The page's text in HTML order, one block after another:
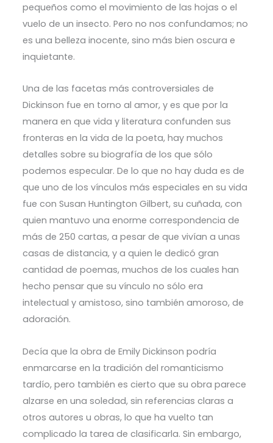
pequeños como el movimiento de las hojas o el
vuelo de un insecto. Pero no nos confundamos; no
es una belleza inocente, sino más bien oscura e
inquietante.
Una de las facetas más controversiales de
Dickinson fue en torno al amor, y es que por la
manera en que vida y literatura confunden sus
fronteras en la vida de la poeta, hay muchos
detalles sobre su biografía de los que sólo
podemos especular. De lo que no hay duda es de
que uno de los vínculos más especiales en su vida
fue con Susan Huntington Gilbert, su cuñada, con
quien mantuvo una enorme correspondencia de
más de 250 cartas, a pesar de que vivían a unas
casas de distancia, y a quien le dedicó gran
cantidad de poemas, muchos de los cuales han
hecho pensar que su vínculo no sólo era
intelectual y amistoso, sino también amoroso, de
adoración.
Decía que la obra de Emily Dickinson podría
enmarcarse en la tradición del romanticismo
tardío, pero también es cierto que su obra parece
alzarse en una soledad, sin referencias claras a
otros autores u obras, lo que ha vuelto tan
complicado la tarea de clasificarla. Sin embargo,